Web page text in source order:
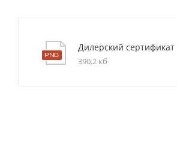
Дилерский сертификат
390,2 кб